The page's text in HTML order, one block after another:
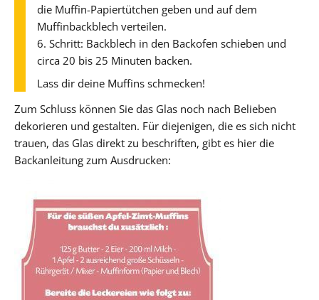
die Muffin-Papiertütchen geben und auf dem
Muffinbackblech verteilen.
6. Schritt: Backblech in den Backofen schieben und
circa 20 bis 25 Minuten backen.
Lass dir deine Muffins schmecken!
Zum Schluss können Sie das Glas noch nach Belieben
dekorieren und gestalten. Für diejenigen, die es sich nicht
trauen, das Glas direkt zu beschriften, gibt es hier die
Backanleitung zum Ausdrucken: